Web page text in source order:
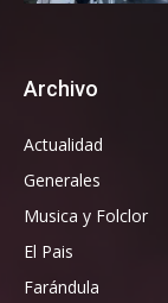
Archivo
Actualidad
Generales
Musica y Folclor
El Pais
Farándula